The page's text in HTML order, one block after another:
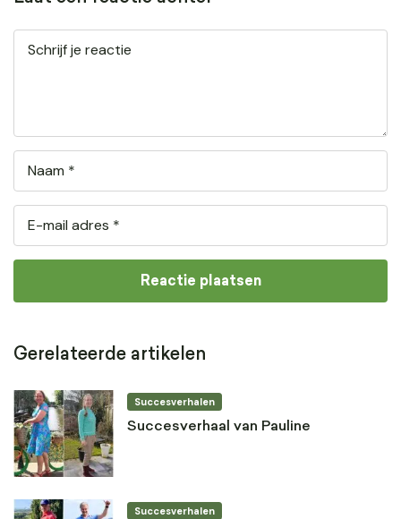
Gerelateerde artikelen
Succesverhalen
Succesverhaal van Pauline
Succesverhalen